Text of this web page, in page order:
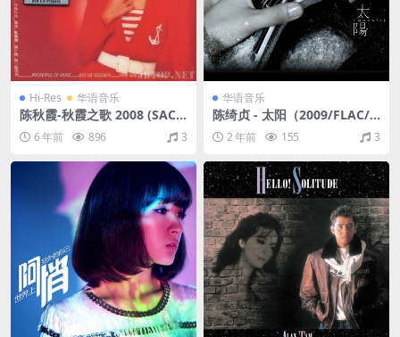
Hi-Res 华语音乐
陈秋霞-秋霞之歌 2008 (SAC
D/ISO/1.77G)
6 年前 896 3
华语音乐
陈绮贞 - 太阳（2009/FLAC/
分轨/263M）
2 年前 155 3